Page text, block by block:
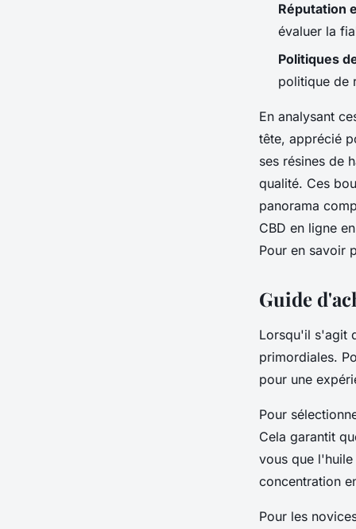
Réputation
évaluer la
Politiques
politique de
En analysant
tête, apprécié
ses résines de
qualité. Ces
panorama
CBD en ligne
Pour en savoir
Guide
Lorsqu'il s'agit
primordiales.
pour une
Pour
Cela garantit
vous que
concentration
Pour les